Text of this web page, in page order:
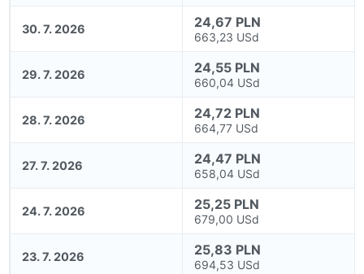
30. 7. 2026 24,67 PLN
663,23 USd
29. 7. 2026 24,55 PLN
660,04 USd
28. 7. 2026 24,72 PLN
664,77 USd
27. 7. 2026 24,47 PLN
658,04 USd
24. 7. 2026 25,25 PLN
679,00 USd
23. 7. 2026 25,83 PLN
694,53 USd